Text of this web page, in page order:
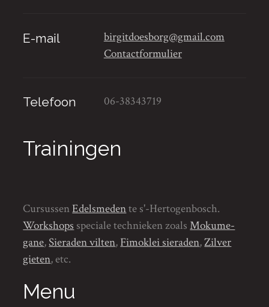
E-mail
birgitdoesborg@gmail.com
Contactformulier
Telefoon 06-38343719
Trainingen
CursussenEdelsmedente s'-Hertogenbosch.
Workshopsspeciale technieken zoalsMokume-
gane,Sieraden vilten,Fimoklei sieraden,Zilver
gieten, etc.
Menu